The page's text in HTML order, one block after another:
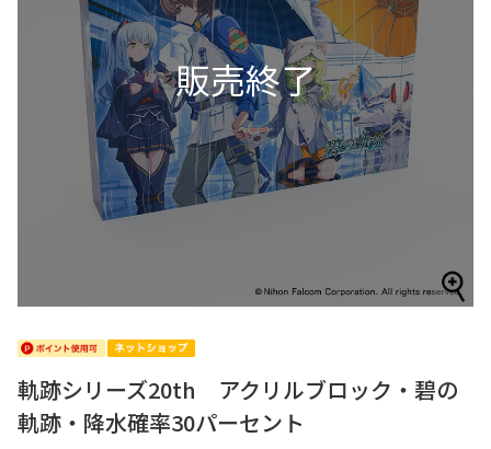
軌跡シリーズ20th アクリルブロック・碧の
軌跡・降水確率30パーセント